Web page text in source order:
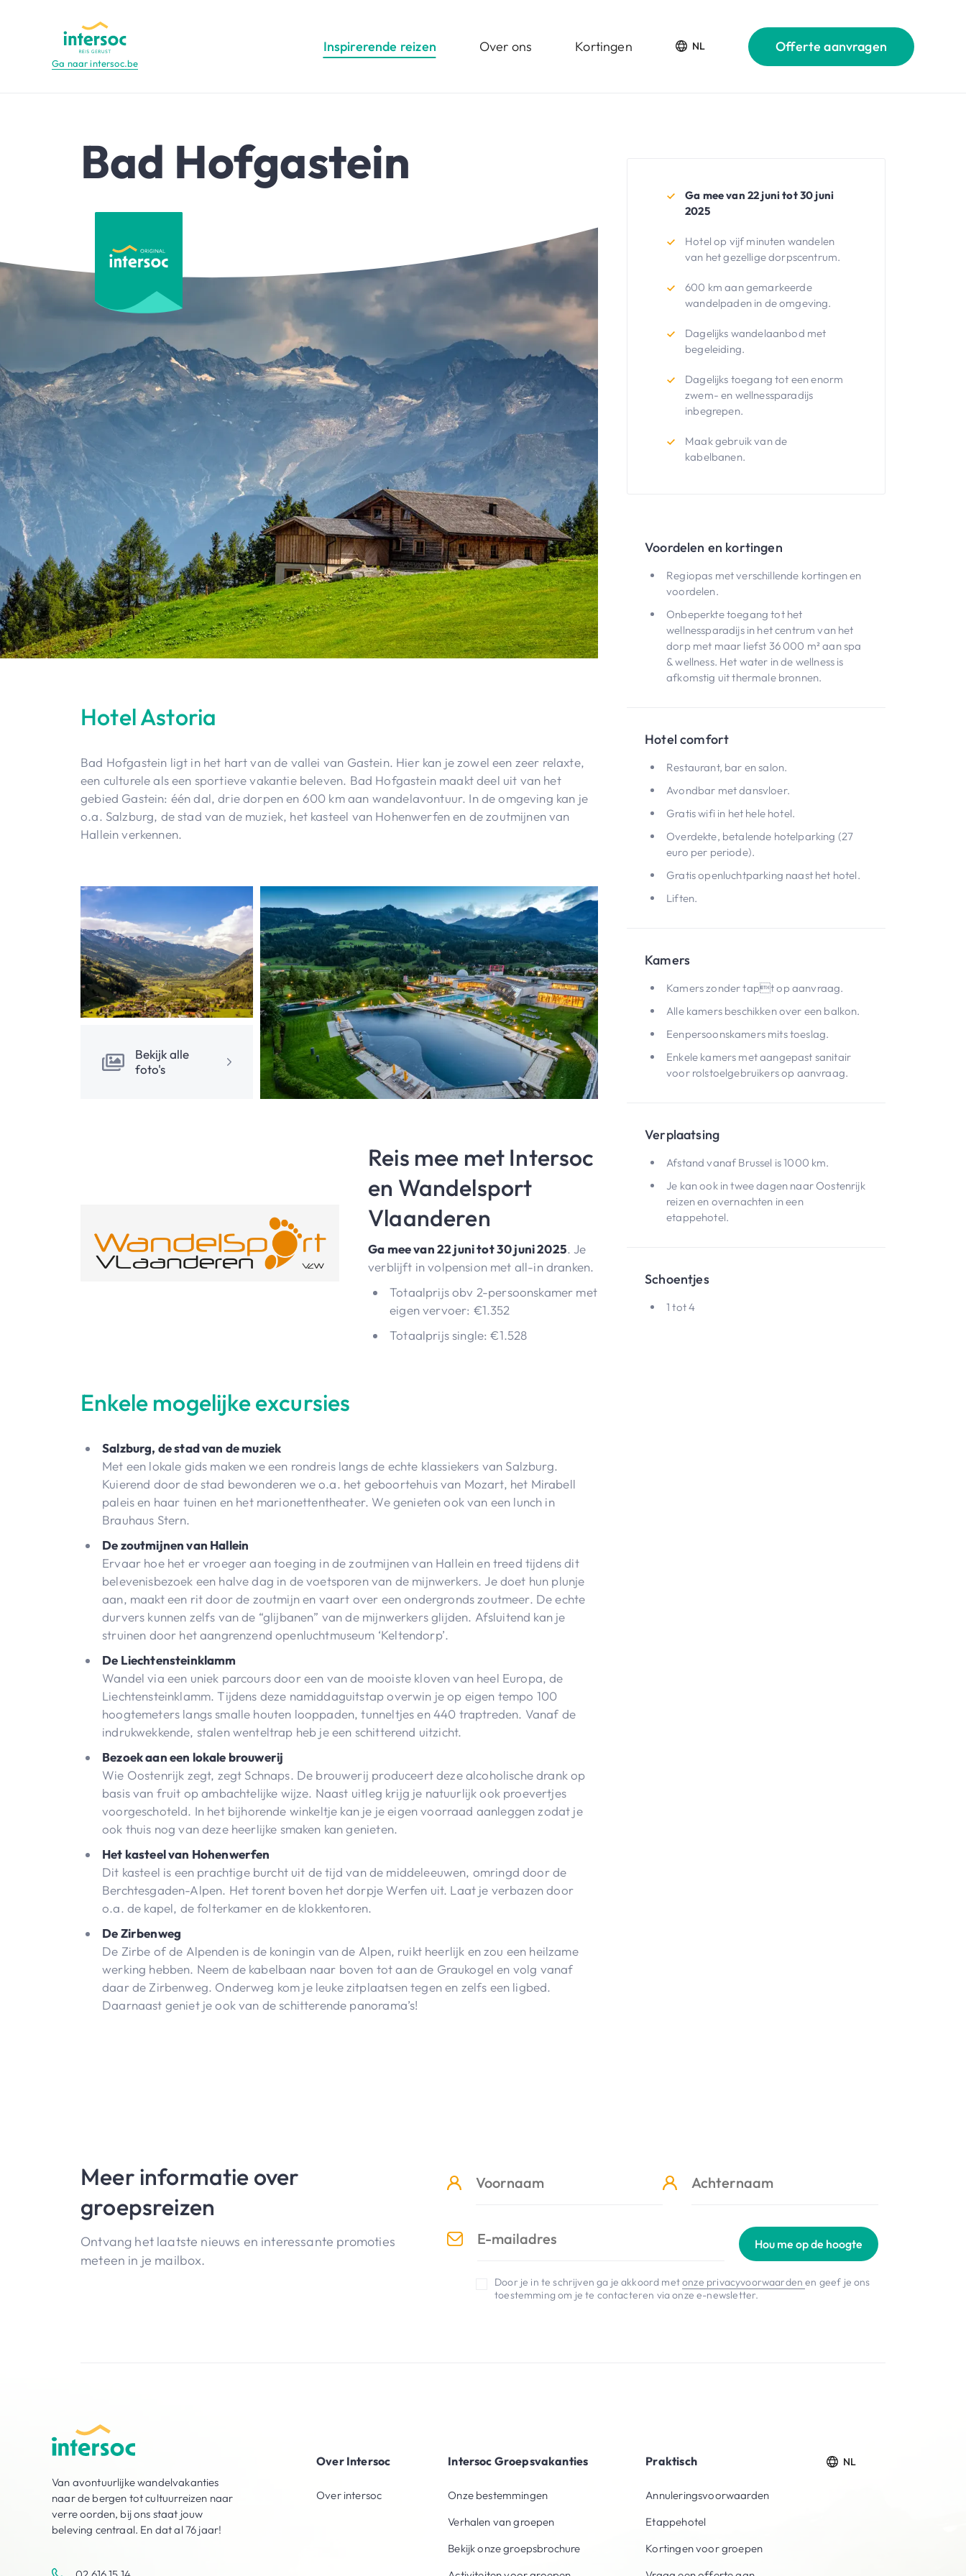
Ga naar intersoc.be
Inspirerende reizen Over ons Kortingen NL Offerte aanvragen
Bad Hofgastein
Hotel Astoria
Bad Hofgastein ligt in het hart van de vallei van Gastein. Hier kan je zowel een zeer relaxte,
een culturele als een sportieve vakantie beleven. Bad Hofgastein maakt deel uit van het
gebied Gastein: één dal, drie dorpen en 600 km aan wandelavontuur. In de omgeving kan je
o.a. Salzburg, de stad van de muziek, het kasteel van Hohenwerfen en de zoutmijnen van
Hallein verkennen.
Bekijk alle
foto's
Reis mee met Intersoc
en Wandelsport
Vlaanderen
Ga mee van 22 juni tot 30 juni 2025. Je
verblijft in volpension met all-in dranken.
Totaalprijs obv 2-persoonskamer met
eigen vervoer: €1.352
Totaalprijs single: €1.528
Enkele mogelijke excursies
Salzburg, de stad van de muziek
Met een lokale gids maken we een rondreis langs de echte klassiekers van Salzburg.
Kuierend door de stad bewonderen we o.a. het geboortehuis van Mozart, het Mirabell
paleis en haar tuinen en het marionettentheater. We genieten ook van een lunch in
Brauhaus Stern.
De zoutmijnen van Hallein
Ervaar hoe het er vroeger aan toeging in de zoutmijnen van Hallein en treed tijdens dit
belevenisbezoek een halve dag in de voetsporen van de mijnwerkers. Je doet hun plunje
aan, maakt een rit door de zoutmijn en vaart over een ondergronds zoutmeer. De echte
durvers kunnen zelfs van de “glijbanen” van de mijnwerkers glijden. Afsluitend kan je
struinen door het aangrenzend openluchtmuseum ‘Keltendorp’.
De Liechtensteinklamm
Wandel via een uniek parcours door een van de mooiste kloven van heel Europa, de
Liechtensteinklamm. Tijdens deze namiddaguitstap overwin je op eigen tempo 100
hoogtemeters langs smalle houten looppaden, tunneltjes en 440 traptreden. Vanaf de
indrukwekkende, stalen wenteltrap heb je een schitterend uitzicht.
Bezoek aan een lokale brouwerij
Wie Oostenrijk zegt, zegt Schnaps. De brouwerij produceert deze alcoholische drank op
basis van fruit op ambachtelijke wijze. Naast uitleg krijg je natuurlijk ook proevertjes
voorgeschoteld. In het bijhorende winkeltje kan je je eigen voorraad aanleggen zodat je
ook thuis nog van deze heerlijke smaken kan genieten.
Het kasteel van Hohenwerfen
Dit kasteel is een prachtige burcht uit de tijd van de middeleeuwen, omringd door de
Berchtesgaden-Alpen. Het torent boven het dorpje Werfen uit. Laat je verbazen door
o.a. de kapel, de folterkamer en de klokkentoren.
De Zirbenweg
De Zirbe of de Alpenden is de koningin van de Alpen, ruikt heerlijk en zou een heilzame
werking hebben. Neem de kabelbaan naar boven tot aan de Graukogel en volg vanaf
daar de Zirbenweg. Onderweg kom je leuke zitplaatsen tegen en zelfs een ligbed.
Daarnaast geniet je ook van de schitterende panorama’s!
Ga mee van 22 juni tot 30 juni
2025
Hotel op vijf minuten wandelen
van het gezellige dorpscentrum.
600 km aan gemarkeerde
wandelpaden in de omgeving.
Dagelijks wandelaanbod met
begeleiding.
Dagelijks toegang tot een enorm
zwem- en wellnessparadijs
inbegrepen.
Maak gebruik van de
kabelbanen.
Voordelen en kortingen
Regiopas met verschillende kortingen en
voordelen.
Onbeperkte toegang tot het
wellnessparadijs in het centrum van het
dorp met maar liefst 36 000 m² aan spa
& wellness. Het water in de wellness is
afkomstig uit thermale bronnen.
Hotel comfort
Restaurant, bar en salon.
Avondbar met dansvloer.
Gratis wifi in het hele hotel.
Overdekte, betalende hotelparking (27
euro per periode).
Gratis openluchtparking naast het hotel.
Liften.
Kamers
Kamers zonder tapt op aanvraag.
Alle kamers beschikken over een balkon.
Eenpersoonskamers mits toeslag.
Enkele kamers met aangepast sanitair
voor rolstoelgebruikers op aanvraag.
Verplaatsing
Afstand vanaf Brussel is 1000 km.
Je kan ook in twee dagen naar Oostenrijk
reizen en overnachten in een
etappehotel.
Schoentjes
1 tot 4
Meer informatie over
groepsreizen
Ontvang het laatste nieuws en interessante promoties
meteen in je mailbox.
Hou me op de hoogte
Door je in te schrijven ga je akkoord metonze privacyvoorwaardenen geef je ons
toestemming om je te contacteren via onze e-newsletter.
Van avontuurlijke wandelvakanties
naar de bergen tot cultuurreizen naar
verre oorden, bij ons staat jouw
beleving centraal. En dat al 76 jaar!
Over Intersoc
Over intersoc
Intersoc Groepsvakanties
Onze bestemmingen
Verhalen van groepen
Bekijk onze groepsbrochure
Praktisch
Annuleringsvoorwaarden
Etappehotel
Kortingen voor groepen
NL